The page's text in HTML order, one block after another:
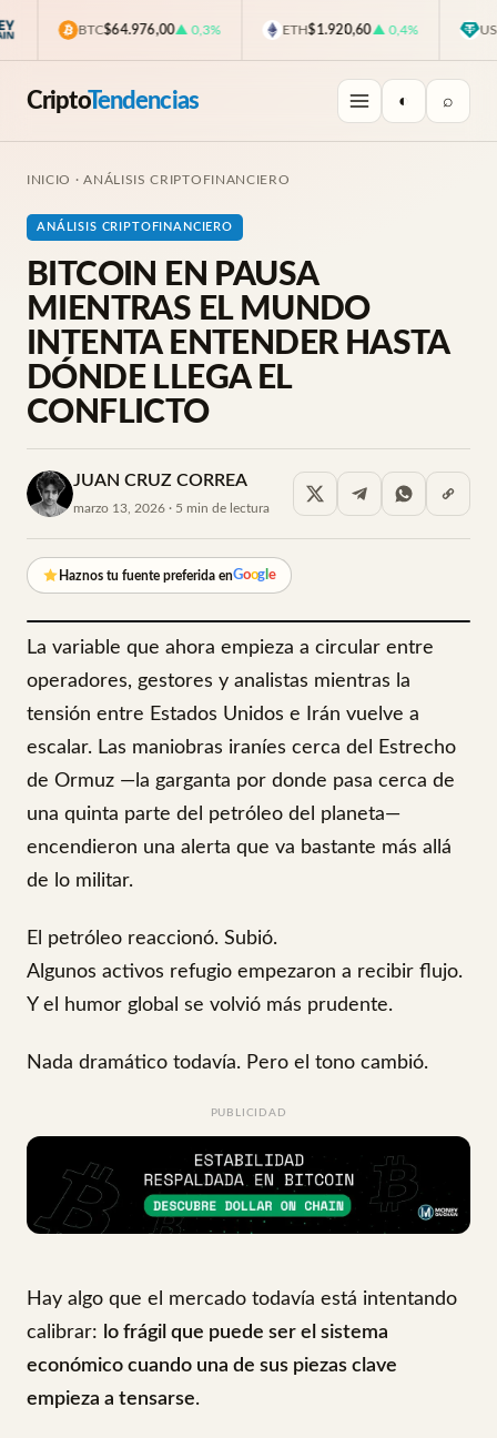
BTC$64.976,00▲ 0,3% ETH $1.920,60▲ 0,4% USDT
CriptoTendencias ◐ ⌕
INICIO ·ANÁLISIS CRIPTOFINANCIERO
ANÁLISIS CRIPTOFINANCIERO
BITCOIN EN PAUSA
MIENTRAS EL MUNDO
INTENTA ENTENDER HASTA
DÓNDE LLEGA EL
CONFLICTO
JUAN CRUZ CORREA
marzo 13, 2026 · 5 min de lectura
Haznos tu fuente preferida enGoog e
La variable que ahora empieza a circular entre
operadores, gestores y analistas mientras la
tensión entre Estados Unidos e Irán vuelve a
escalar. Las maniobras iraníes cerca del Estrecho
de Ormuz —la garganta por donde pasa cerca de
una quinta parte del petróleo del planeta—
encendieron una alerta que va bastante más allá
de lo militar.
El petróleo reaccionó. Subió.
Algunos activos refugio empezaron a recibir flujo.
Y el humor global se volvió más prudente.
Nada dramático todavía. Pero el tono cambió.
PUBLICIDAD
Hay algo que el mercado todavía está intentando
calibrar: lo frágil que puede ser el sistema
económico cuando una de sus piezas clave
empieza a tensarse.